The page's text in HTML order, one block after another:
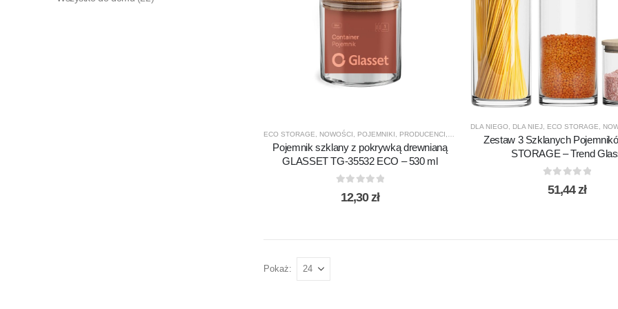
ECO STORAGE NOWOŚCI POJEMNIKI PRODUCENCI
Pojemnik szklany z pokrywką drewnianą
GLASSET TG-35532 ECO – 530 ml
12,30zł
DLA NIEGO, DLA NIEJ, ECO STORAGE
Zestaw 3 Szklanych
STORAGE – Trend
51,44zł
Pokaż: